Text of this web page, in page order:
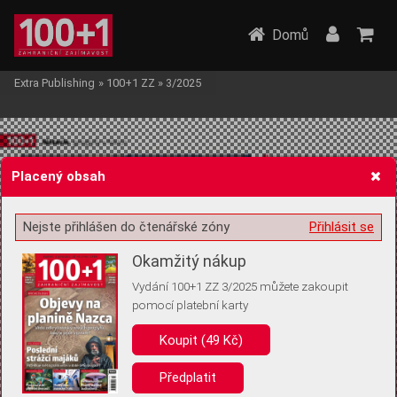
Žádost o souhlas s ukládáním volitelných informací
Pro základní fungování webu nepotřebujeme ukládat žádné informace
(tzv. cookies apod.). Rádi bychom vás ale požádali o souhlas s
uložením volitelných informací:
Anonymní unikátní ID
Domů
Extra Publishing » 100+1 ZZ » 3/2025
Placený obsah
Přihlásit se
Nejste přihlášen do čtenářské zóny
Okamžitý nákup
Vydání 100+1 ZZ 3/2025 můžete zakoupit
pomocí platební karty
Koupit (49 Kč)
Předplatit